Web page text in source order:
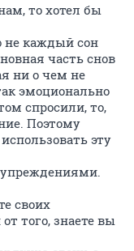
то хотел бы
не каждый сон
часть снов
ни о чем не
эмоционально
спросили, то,
Поэтому
эту
своих
того, знаете вы